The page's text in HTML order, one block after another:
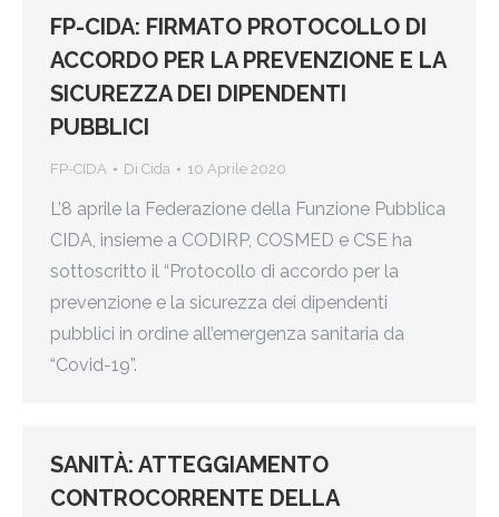
FP-CIDA: FIRMATO PROTOCOLLO DI
ACCORDO PER LA PREVENZIONE E LA
SICUREZZA DEI DIPENDENTI
PUBBLICI
FP-CIDA Di Cida 10 Aprile 2020
L’8 aprile la Federazione della Funzione Pubblica
CIDA, insieme a CODIRP, COSMED e CSE ha
sottoscritto il “Protocollo di accordo per la
prevenzione e la sicurezza dei dipendenti
pubblici in ordine all’emergenza sanitaria da
“Covid-19”.
SANITÀ: ATTEGGIAMENTO
CONTROCORRENTE DELLA